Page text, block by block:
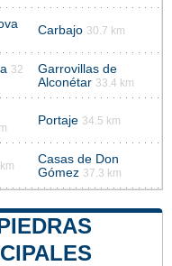
Carbajo 30.7 km
32
Garrovillas de
Alconétar 33.4 km
Portaje 34.5 km
Casas de Don
Gómez 37.3 km